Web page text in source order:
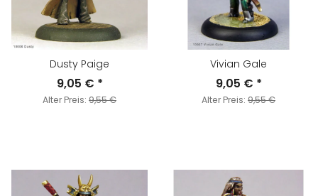
Dusty Paige
9,05 € *
Alter Preis: 9,55 €
Vivian Gale
9,05 € *
Alter Preis: 9,55 €